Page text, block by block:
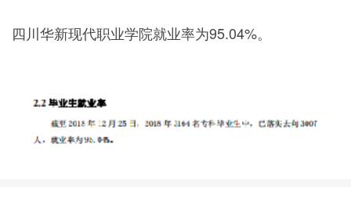
四川华新现代职业学院就业率为95.04%。